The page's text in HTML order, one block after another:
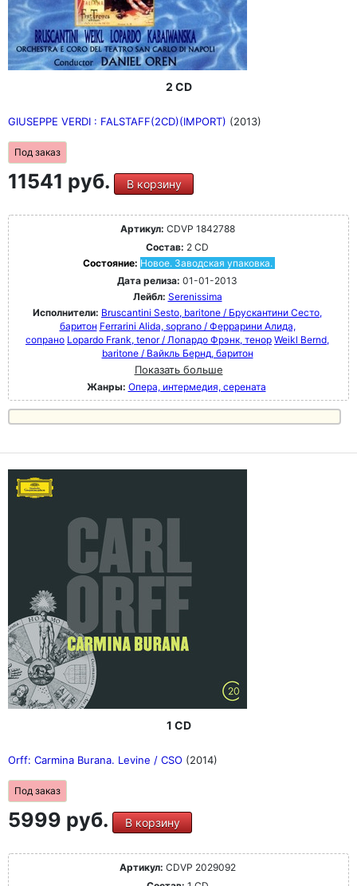
2 CD
GIUSEPPE VERDI : FALSTAFF(2CD)(IMPORT) (2013)
Под заказ
11541 руб. В корзину
Артикул: CDVP 1842788
Состав: 2 CD
Состояние: Новое. Заводская упаковка.
Дата релиза: 01-01-2013
Лейбл: Serenissima
Исполнители: Bruscantini Sesto, baritone / Брускантини Сесто,
баритон Ferrarini Alida, soprano / Феррарини Алида,
сопрано Lopardo Frank, tenor / Лопардо Фрэнк, тенор Weikl Bernd,
baritone / Вайкль Бернд, баритон
Показать больше
Жанры: Опера, интермедия, серената
1 CD
Orff: Carmina Burana. Levine / CSO (2014)
Под заказ
5999 руб. В корзину
Артикул: CDVP 2029092